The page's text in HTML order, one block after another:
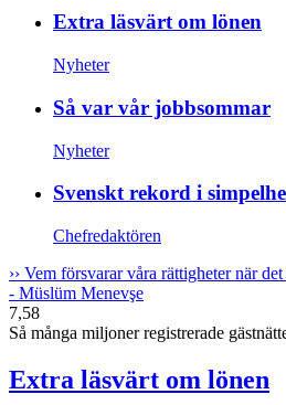
Extra läsvärt om lönen
Nyheter
Så var vår jobbsommar
Nyheter
Svenskt rekord i
Chefredaktören
›› Vem försvarar våra rättigheter när
- Müslüm Menevşe
7,58
Så många miljoner registrerade
Extra läsvärt om lönen